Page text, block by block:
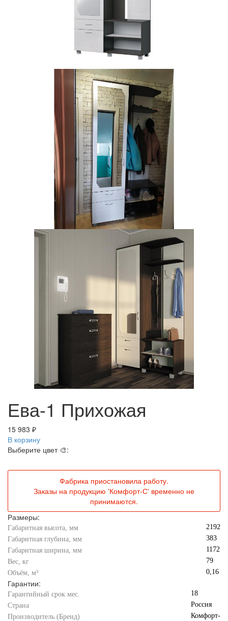
Ева-1 Прихожая
15 983 ₽
В корзину
Выберите цвет 🎨:
Фабрика приостановила работу.
Заказы на продукцию 'Комфорт-С' временно не
принимаются.
Размеры:
Габаритная высота, мм
2192
Габаритная глубина, мм
383
Габаритная ширина, мм
1172
Вес, кг
79
Объём, м³
0,16
Гарантии:
Гарантийный срок мес.
18
Страна
Россия
Производитель (Бренд)
Комфорт-